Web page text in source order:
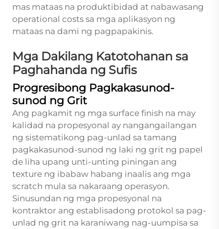
mas mataas na produktibidad at nabawasang
operational costs sa mga aplikasyon ng
mataas na dami ng pagpapakinis.
Mga Dakilang Katotohanan sa
Paghahanda ng Sufis
Progresibong Pagkakasunod-
sunod ng Grit
Ang pagkamit ng mga surface finish na may
kalidad na propesyonal ay nangangailangan
ng sistematikong pag-unlad sa tamang
pagkakasunod-sunod ng laki ng grit ng papel
de liha upang unti-unting piningan ang
texture ng ibabaw habang inaalis ang mga
scratch mula sa nakaraang operasyon.
Sinusundan ng mga propesyonal na
kontraktor ang establisadong protokol sa pag-
unlad ng grit na karaniwang nag-uumpisa sa